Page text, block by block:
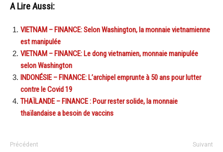
A Lire Aussi:
VIETNAM – FINANCE: Selon Washington, la monnaie vietnamienne
est manipulée
VIETNAM – FINANCE: Le dong vietnamien, monnaie manipulée
selon Washington
INDONÉSIE – FINANCE: L’archipel emprunte à 50 ans pour lutter
contre le Covid 19
THAÏLANDE – FINANCE : Pour rester solide, la monnaie
thaïlandaise a besoin de vaccins
Précédent Suivant